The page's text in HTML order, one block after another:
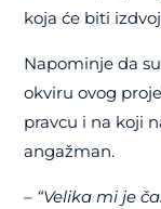
koja će biti
Napominje da
okviru ovog
pravcu i na koji
angažman.
– “Velika mi je